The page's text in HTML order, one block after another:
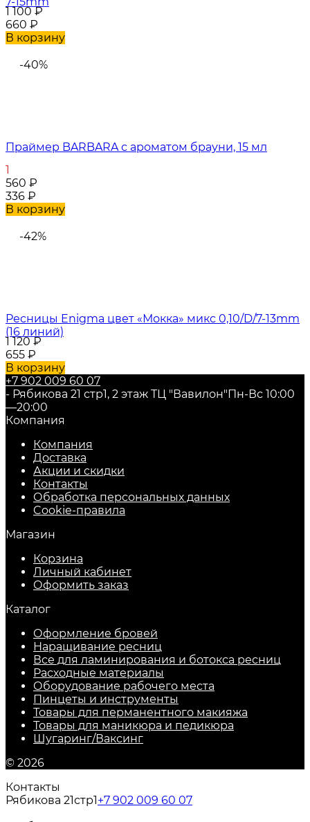
1 100₽
660 ₽
В корзину
-40%
Праймер BARBARA с ароматом брауни, 15 мл
1
560 ₽
336 ₽
В корзину
-42%
Ресницы Enigma цвет «Мокка» микс 0,10/D/7-13mm
(16 линий)
1 120₽
655 ₽
В корзину
+7 902 009 60 07
- Рябикова 21 стр1, 2 этаж ТЦ "Вавилон"Пн-Вс 10:00
—20:00
Компания
Компания
Доставка
Акции и скидки
Контакты
Обработка персональных данных
Cookie-правила
Магазин
Корзина
Личный кабинет
Оформить заказ
Каталог
Оформление бровей
Наращивание ресниц
Все для ламинирования и ботокса ресниц
Расходные материалы
Оборудование рабочего места
Пинцеты и инструменты
Товары для перманентного макияжа
Товары для маникюра и педикюра
Шугаринг/Ваксинг
© 2026
Контакты
Рябикова 21стр1+7 902 009 60 07